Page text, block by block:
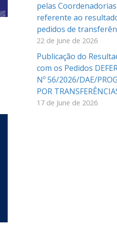
pelas
referente ao
pedidos de
22 de June de 2026
Publicação do
com os Pedidos
Nº 56/2026/DAE/
POR
17 de June de 2026